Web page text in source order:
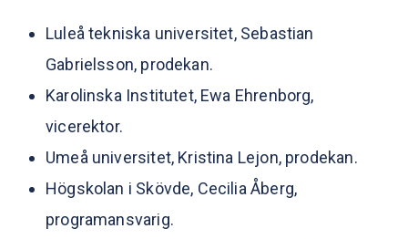
Luleå tekniska universitet, Sebastian
Gabrielsson, prodekan.
Karolinska Institutet, Ewa Ehrenborg,
vicerektor.
Umeå universitet, Kristina Lejon, prodekan.
Högskolan i Skövde, Cecilia Åberg,
programansvarig.